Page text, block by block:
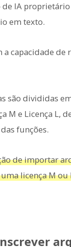
IA
em texto.
a capacidade de
são divididas
M e Licença L,
funções.
de importar
licença M ou